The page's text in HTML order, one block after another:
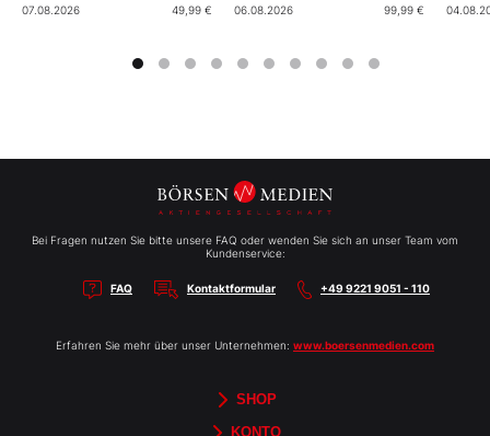
07.08.2026 49,99 € 06.08.2026 99,99 €
Bei Fragen nutzen Sie bitte unsere FAQ oder wenden Sie sich an unser Team vom
Kundenservice:
FAQ Kontaktformular +49 9221 9051 - 110
Erfahren Sie mehr über unser Unternehmen: www.boersenmedien.com
SHOP
Magazine
Börsenbriefe
Aktien-Reports
HEBELTRADER
TradingDay
Bücher
Newsletter
Merchandise
Gutscheine
KONTO